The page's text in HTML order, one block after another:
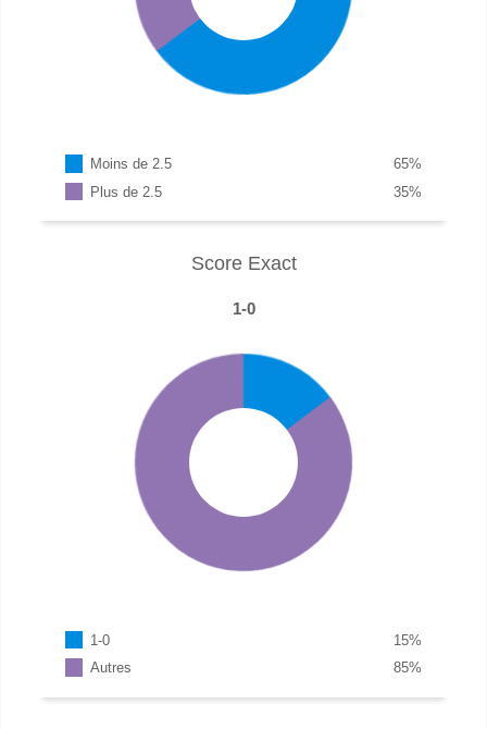
Moins de 2.5 %
65
Plus de 2.5
%
35
Score Exact
1-0
1-0 %
15
Autres
%
85